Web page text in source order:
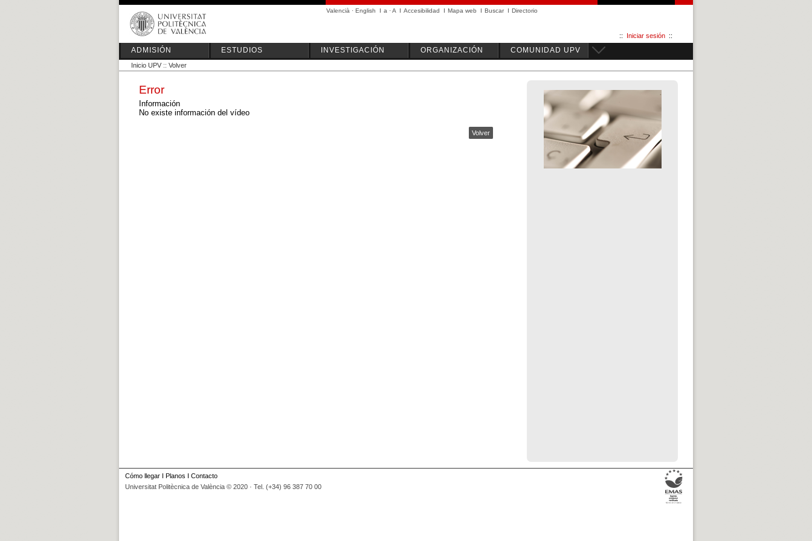
Valencià · English I a ·A I Accesibilidad I Mapa web I Buscar I Directorio
:: Iniciar sesión ::
ADMISIÓN ESTUDIOS INVESTIGACIÓN ORGANIZACIÓN COMUNIDAD UPV
Inicio UPV :: Volver
Error
Información
No existe información del vídeo
Volver
Cómo llegar I Planos I Contacto
Universitat Politècnica de València © 2020 · Tel. (+34) 96 387 70 00